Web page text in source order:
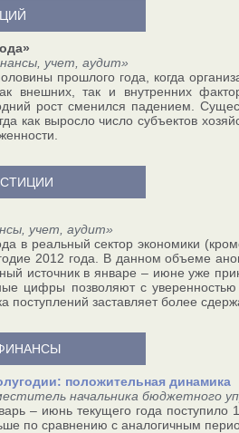
учет, аудит»
прошлого года, когда
внешних, так и внутренних
рост сменился падением.
как выросло число субъектов
учет, аудит»
в реальный сектор экономики
2012 года. В данном объеме
источник в январе – июне уже
цифры позволяют с уверенностью
заставляет более
положительная динамика
начальника бюджетного
– июнь текущего года
по сравнению с аналогичным